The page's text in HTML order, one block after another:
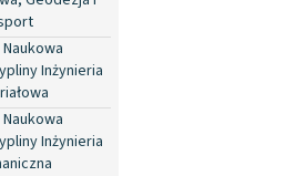
Inżynieria
Inżynieria